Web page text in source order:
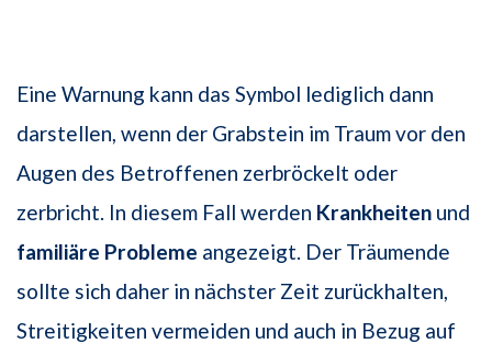
Eine Warnung kann das Symbol lediglich dann
darstellen, wenn der Grabstein im Traum vor den
Augen des Betroffenen zerbröckelt oder
zerbricht. In diesem Fall werden Krankheiten und
familiäre Probleme angezeigt. Der Träumende
sollte sich daher in nächster Zeit zurückhalten,
Streitigkeiten vermeiden und auch in Bezug auf